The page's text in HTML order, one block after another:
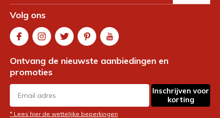
Volg ons
Ontvang de nieuwste aanbiedingen en
promoties
Inschrijven voor
korting
* Lees hier de wettelijke beperkingen